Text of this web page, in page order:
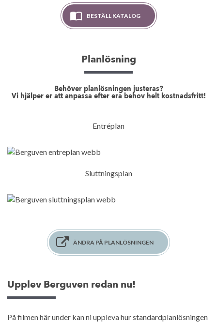
BESTÄLL KATALOG
Planlösning
Behöver planlösningen justeras?
Vi hjälper er att anpassa efter era behov helt kostnadsfritt!
Entréplan
Sluttningsplan
ÄNDRA PÅ PLANLÖSNINGEN
Upplev Berguven redan nu!
På filmen här under kan ni uppleva hur standardplanlösningen